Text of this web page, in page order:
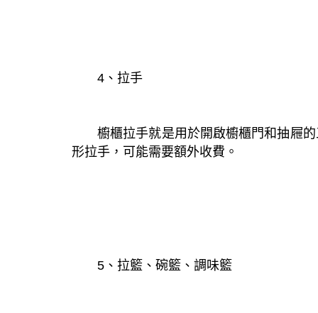
4、拉手
櫥櫃拉手就是用於開啟櫥櫃門和抽屜
形拉手，可能需要額外收費。
5、拉籃、碗籃、調味籃